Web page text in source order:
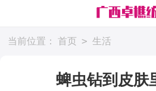
当前位置： 首页 > 生活
蜱虫钻到皮肤